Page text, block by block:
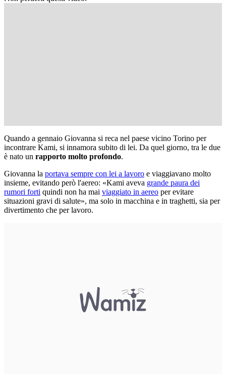
Quando a gennaio Giovanna si reca nel paese vicino Torino per
incontrare Kami, si innamora subito di lei. Da quel giorno, tra le due
è nato un rapporto molto profondo.
Giovanna la portava sempre con lei a lavoro e viaggiavano molto
insieme, evitando però l'aereo: «Kami aveva grande paura dei
rumori forti quindi non ha mai viaggiato in aereo per evitare
situazioni gravi di salute», ma solo in macchina e in traghetti, sia per
divertimento che per lavoro.